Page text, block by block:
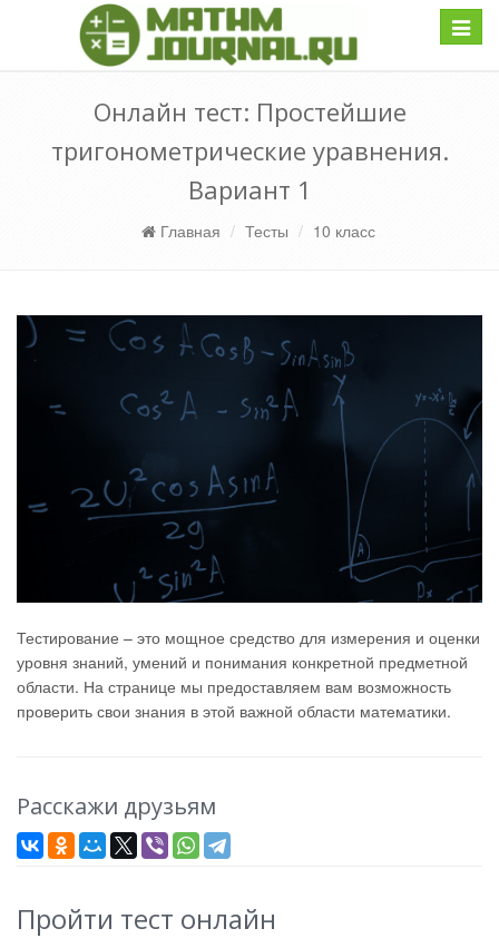
Онлайн тест: Простейшие
тригонометрические уравнения.
Вариант 1
Главная Тесты 10 класс
Тестирование – это мощное средство для измерения и оценки
уровня знаний, умений и понимания конкретной предметной
области. На странице мы предоставляем вам возможность
проверить свои знания в этой важной области математики.
Расскажи друзьям
Пройти тест онлайн